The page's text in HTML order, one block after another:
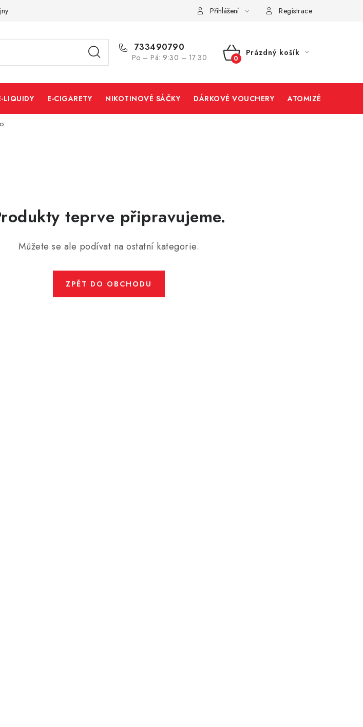
Přihlášení Registrace
733490790
Po – Pá: 9:30 – 17:30
NÁKUPNÍ
Prázdný košík
LIQUIDY E-CIGARETY NIKOTINOVÉ SÁČKY DÁRKOVÉ VOUCHERY ATOMIZÉRY A
teprve připravujeme.
Můžete se ale podívat na ostatní kategorie.
ZPĚT DO OBCHODU